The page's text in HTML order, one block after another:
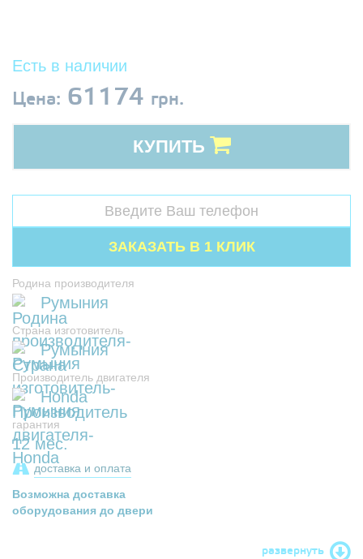
Есть в наличии
Цена: 61174 грн.
КУПИТЬ
Родина производителя
Румыния
Страна изготовитель
Румыния
Производитель двигателя
Honda
гарантия
12 мес.
доставка и оплата
Возможна доставка
оборудования до двери
развернуть